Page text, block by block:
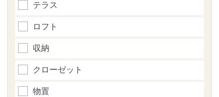
テラス
ロフト
収納
クローゼット
物置